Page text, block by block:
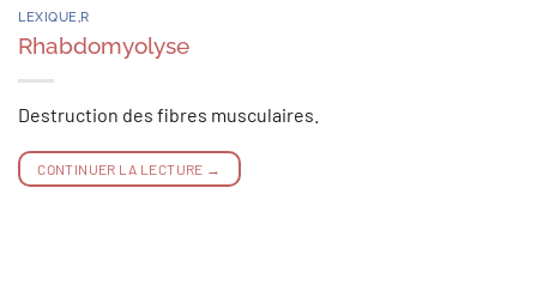
LEXIQUE,R
Rhabdomyolyse
Destruction des fibres musculaires.
CONTINUER LA LECTURE →